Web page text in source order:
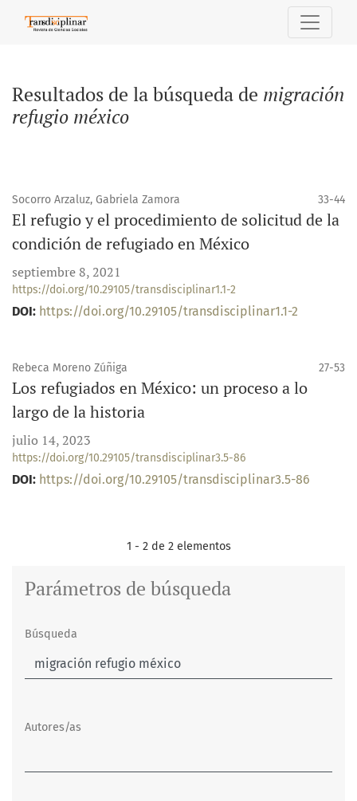
Resultados de la búsqueda de migración
refugio méxico
Socorro Arzaluz, Gabriela Zamora 33-44
El refugio y el procedimiento de solicitud de la
condición de refugiado en México
septiembre 8, 2021
https://doi.org/10.29105/transdisciplinar1.1-2
DOI: https://doi.org/10.29105/transdisciplinar1.1-2
Rebeca Moreno Zúñiga 27-53
Los refugiados en México: un proceso a lo
largo de la historia
julio 14, 2023
https://doi.org/10.29105/transdisciplinar3.5-86
DOI: https://doi.org/10.29105/transdisciplinar3.5-86
1 - 2 de 2 elementos
Parámetros de búsqueda
Búsqueda
Autores/as